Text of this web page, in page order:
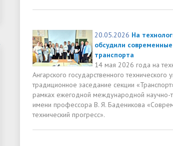
20.05.2026 На
обсудили
транспорта
14 мая 2026 года на
Ангарского государственного технического
традиционное заседание секции
рамках ежегодной международной научно-
имени профессора В. Я. Баденикова
технический прогресс».